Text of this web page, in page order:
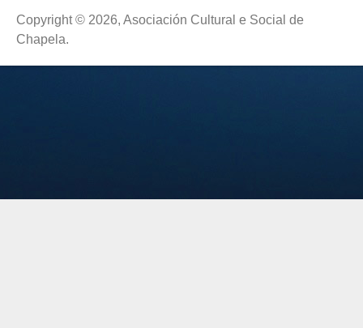
Copyright © 2026, Asociación Cultural e Social de
Chapela.